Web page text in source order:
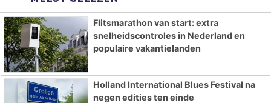
Flitsmarathon van start: extra
snelheidscontroles in Nederland en
populaire vakantielanden
Holland International Blues Festival na
negen edities ten einde